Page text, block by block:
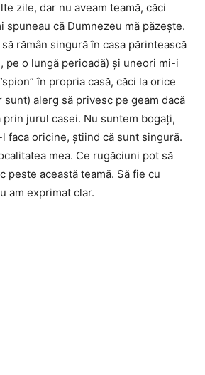
zile, dar nu aveam teamă, căci
că Dumnezeu mă păzește.
rămân singură în casa părintească
pe o lungă perioadă) și uneori mi-i
în propria casă, căci la orice
sunt) alerg să privesc pe geam dacă
prin jurul casei. Nu suntem bogaţi,
faca oricine, ştiind că sunt singură.
mea. Ce rugăciuni pot să
peste această teamă. Să fie cu
am exprimat clar.